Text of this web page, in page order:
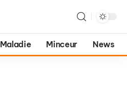
Maladie Minceur News